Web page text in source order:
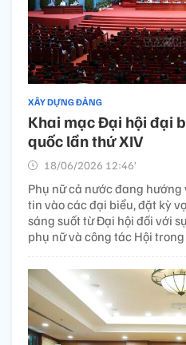
XÂY DỰNG ĐẢNG
Khai mạc Đại hội đại
quốc lần thứ XIV
18/06/2026 12:46’
Phụ nữ cả nước đang
tin vào các đại biểu, đặt kỳ
sáng suốt từ Đại hội đối với
phụ nữ và công tác Hội